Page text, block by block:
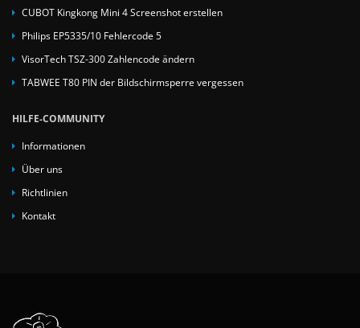
CUBOT Kingkong Mini 4 Screenshot erstellen
Philips EP5335/10 Fehlercode 5
VisorTech TSZ-300 Zahlencode ändern
TABWEE T80 PIN der Bildschirmsperre vergessen
HILFE-COMMUNITY
Informationen
Über uns
Richtlinien
Kontakt